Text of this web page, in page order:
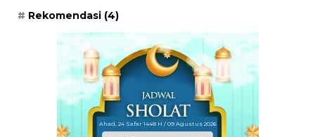
Rekomendasi (4)
Ahad, 24 Safar 1448 H / 09 Agustus 2026